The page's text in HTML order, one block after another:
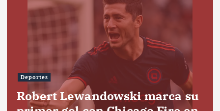
Deportes
Robert Lewandowski marca su